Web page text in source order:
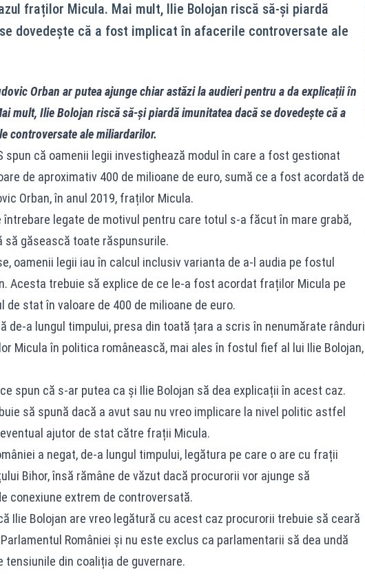
fraților Micula. Mai mult, Ilie Bolojan riscă să-și piardă
dovedește că a fost implicat în afacerile controversate ale
Orban ar putea ajunge chiar astăzi la audieri pentru a da explicații în
mult, Ilie Bolojan riscă să-și piardă imunitatea dacă se dovedește că a
controversate ale miliardarilor.
spun că oamenii legii investighează modul în care a fost gestionat
de aproximativ 400 de milioane de euro, sumă ce a fost acordată de
Orban, în anul 2019, fraților Micula.
întrebare legate de motivul pentru care totul s-a făcut în mare grabă,
să găsească toate răspunsurile.
oamenii legii iau în calcul inclusiv varianta de a-l audia pe fostul
Acesta trebuie să explice de ce le-a fost acordat fraților Micula pe
de stat în valoare de 400 de milioane de euro.
de-a lungul timpului, presa din toată țara a scris în nenumărate rânduri
Micula în politica românească, mai ales în fostul fief al lui Ilie Bolojan,
spun că s-ar putea ca și Ilie Bolojan să dea explicații în acest caz.
să spună dacă a avut sau nu vreo implicare la nivel politic astfel
ajutor de stat către frații Micula.
a negat, de-a lungul timpului, legătura pe care o are cu frații
Bihor, însă rămâne de văzut dacă procurorii vor ajunge să
conexiune extrem de controversată.
Ilie Bolojan are vreo legătură cu acest caz procurorii trebuie să ceară
României și nu este exclus ca parlamentarii să dea undă
tensiunile din coaliția de guvernare.